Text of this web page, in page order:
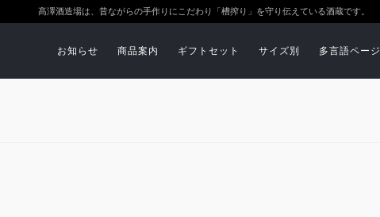
髙澤酒造場は、昔ながらの手作りにこだわり「槽搾り」を守り伝えている酒蔵です。
お知らせ 商品案内 ギフトセット サイズ別 多言語ページ